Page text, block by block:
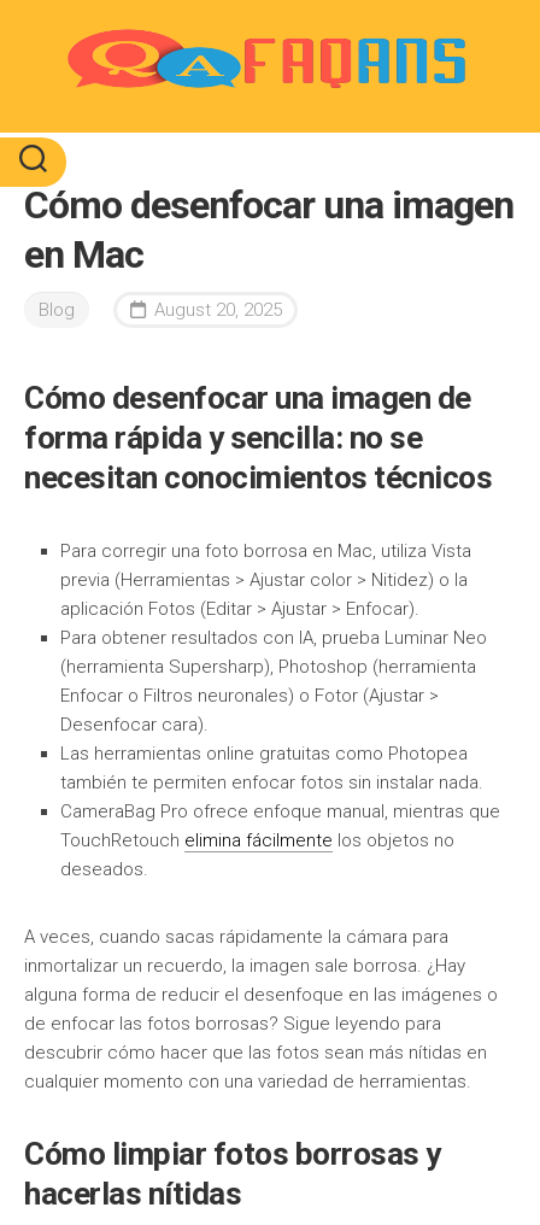
Cómo desenfocar una imagen
en Mac
Blog August 20, 2025
Cómo desenfocar una imagen de
forma rápida y sencilla: no se
necesitan conocimientos técnicos
Para corregir una foto borrosa en Mac, utiliza Vista
previa (Herramientas > Ajustar color > Nitidez) o la
aplicación Fotos (Editar > Ajustar > Enfocar).
Para obtener resultados con IA, prueba Luminar Neo
(herramienta Supersharp), Photoshop (herramienta
Enfocar o Filtros neuronales) o Fotor (Ajustar >
Desenfocar cara).
Las herramientas online gratuitas como Photopea
también te permiten enfocar fotos sin instalar nada.
CameraBag Pro ofrece enfoque manual, mientras que
TouchRetouch elimina fácilmente los objetos no
deseados.
A veces, cuando sacas rápidamente la cámara para
inmortalizar un recuerdo, la imagen sale borrosa. ¿Hay
alguna forma de reducir el desenfoque en las imágenes o
de enfocar las fotos borrosas? Sigue leyendo para
descubrir cómo hacer que las fotos sean más nítidas en
cualquier momento con una variedad de herramientas.
Cómo limpiar fotos borrosas y
hacerlas nítidas